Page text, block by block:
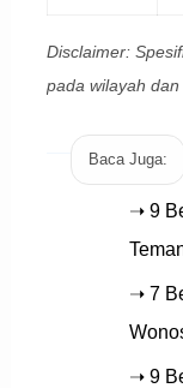
Disclaimer:
pada wilayah dan
Baca Juga:
➝ 9
➝ 7
➝ 9